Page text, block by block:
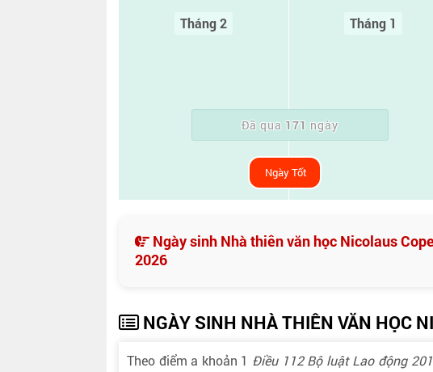
Tháng 2 Tháng 1
Ngày Tốt
Đã qua 171 ngày
Ngày sinh Nhà thiên văn học Nicolaus
2026
NGÀY SINH NHÀ THIÊN VĂN HỌC
Theo điểm a khoản 1 Điều 112 Bộ luật Lao động